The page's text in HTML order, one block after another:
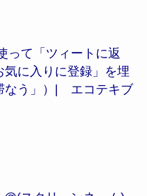
って「ツィートに返
に入りに登録」を埋
なう」）| エコテキブ